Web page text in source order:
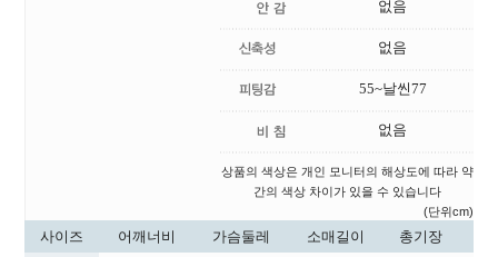
없음
없음
55~날씬77
없음
상품의 색상은 개인 모니터의 해상도에 따라 약
간의 색상 차이가 있을 수 있습니다
(단위cm)
사이즈 어깨너비 가슴둘레 소매길이
총기장